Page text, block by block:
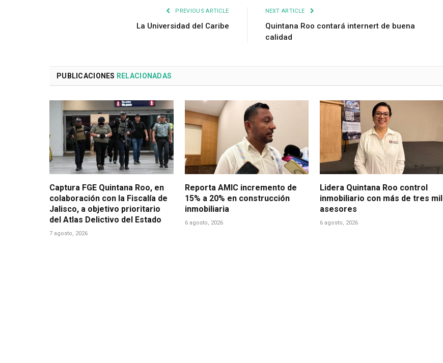
PREVIOUS ARTICLE
La Universidad del Caribe
NEXT ARTICLE
Quintana Roo contará internert de buena
calidad
PUBLICACIONES RELACIONADAS
Captura FGE Quintana Roo, en
colaboración con la Fiscalía de
Jalisco, a objetivo prioritario
del Atlas Delictivo del Estado
7 agosto, 2026
Reporta AMIC incremento de
15% a 20% en construcción
inmobiliaria
6 agosto, 2026
Lidera Quintana Roo control
inmobiliario con más de tres mil
asesores
6 agosto, 2026